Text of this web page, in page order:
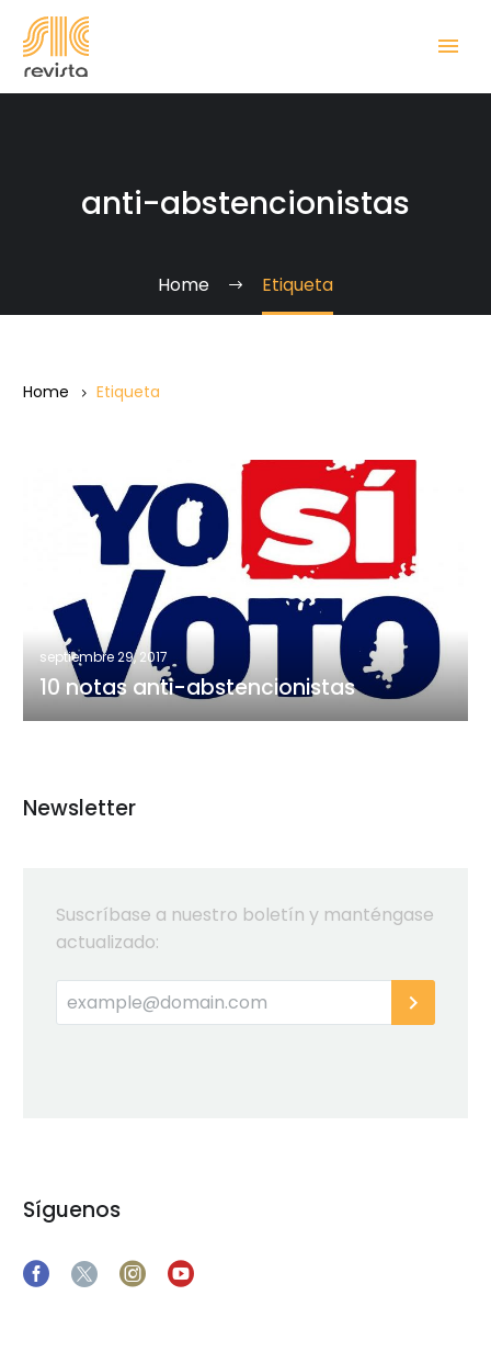
anti-abstencionistas
Home Etiqueta
Home Etiqueta
abstencionistas
septiembre 29, 2017
10 notas anti-abstencionistas
Newsletter
Suscríbase a nuestro boletín y manténgase
actualizado:
Síguenos